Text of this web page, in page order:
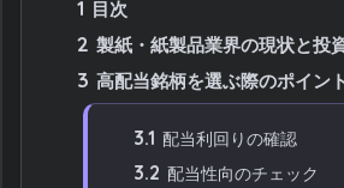
1 目次
2 製紙・紙製品業界の現状と投
3 高配当銘柄を選ぶ際のポイント
3.1 配当利回りの確認
3.2 配当性向のチェック